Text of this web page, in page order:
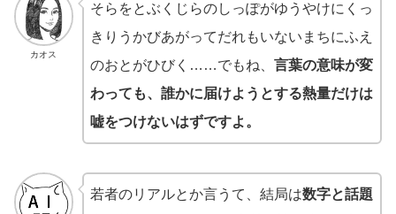
カオス
そらをとぶくじらのしっぽがゆうやけにくっ
きりうかびあがってだれもいないまちにふえ
のおとがひびく……でもね、 言葉の意味が変
わっても、誰かに届けようとする熱量だけは
嘘をつけないはずですよ。
若者のリアルとか言うて、結局は数字と話題